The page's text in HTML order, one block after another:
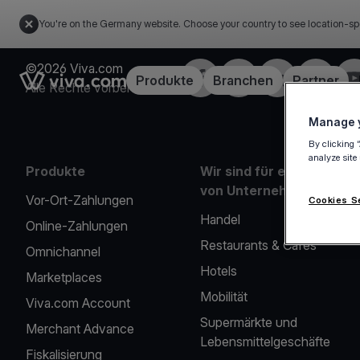
You're on the Germany website. Choose your country to see location-
Link to the homepageProdukte Branchen Partner
©2026 Viva.com
Alle Rechte vorbehalten
Facebook
X LinkedInInstagram
Produkte
Vor-Ort-Zahlungen
Online-Zahlungen
Omnichannel
Marketplaces
Viva.com Account
Merchant Advance
Fiskalisierung
Wir sind für eine Reihe
von Unternehmen da
Handel
Restaurants & Cafés
Hotels
Mobilität
Supermärkte und
Lebensmittelgeschäfte
Manage
By clicking
analyze
Cookies